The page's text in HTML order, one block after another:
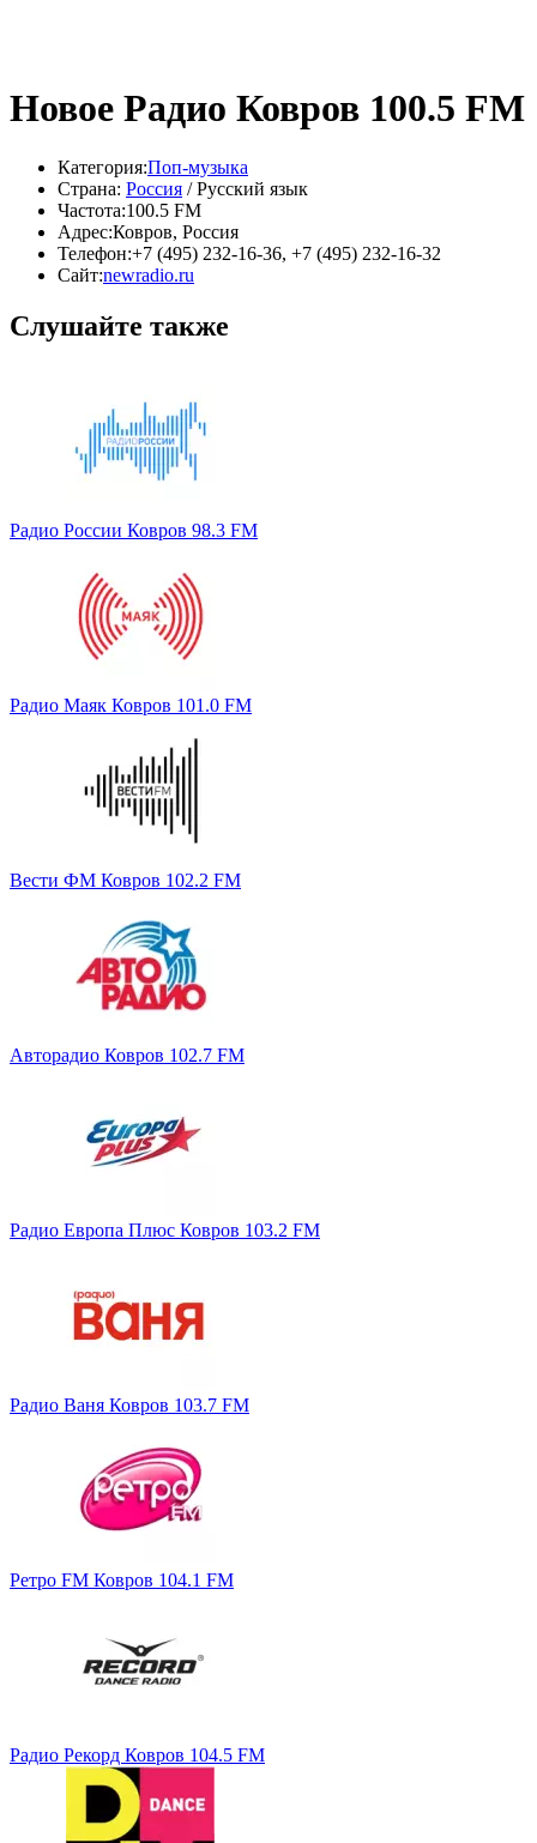
Новое Радио Ковров 100.5 FM
Категория:Поп-музыка
Страна: Россия / Русский язык
Частота:100.5 FM
Адрес:Ковров, Россия
Телефон:+7 (495) 232-16-36, +7 (495) 232-16-32
Сайт:newradio.ru
Слушайте также
Радио России Ковров 98.3 FM
Радио Маяк Ковров 101.0 FM
Вести ФМ Ковров 102.2 FM
Авторадио Ковров 102.7 FM
Радио Европа Плюс Ковров 103.2 FM
Радио Ваня Ковров 103.7 FM
Ретро FM Ковров 104.1 FM
Радио Рекорд Ковров 104.5 FM